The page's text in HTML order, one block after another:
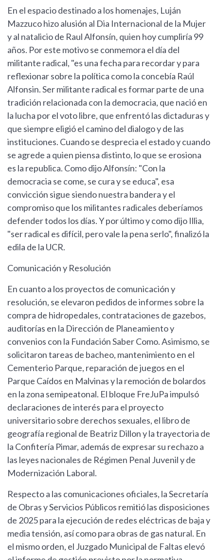
En el espacio destinado a los homenajes, Luján
Mazzuco hizo alusión al Dia Internacional de la Mujer
y al natalicio de Raul Alfonsín, quien hoy cumpliría 99
años. Por este motivo se conmemora el día del
militante radical, "es una fecha para recordar y para
reflexionar sobre la política como la concebía Raúl
Alfonsin. Ser militante radical es formar parte de una
tradición relacionada con la democracia, que nació en
la lucha por el voto libre, que enfrentó las dictaduras y
que siempre eligió el camino del dialogo y de las
instituciones. Cuando se desprecia el estado y cuando
se agrede a quien piensa distinto, lo que se erosiona
es la republica. Como dijo Alfonsín: "Con la
democracia se come, se cura y se educa", esa
convicción sigue siendo nuestra bandera y el
compromiso que los militantes radicales deberíamos
defender todos los días. Y por último y como dijo Illia,
"ser radical es difícil, pero vale la pena serlo", finalizó la
edila de la UCR.
Comunicación y Resolución
En cuanto a los proyectos de comunicación y
resolución, se elevaron pedidos de informes sobre la
compra de hidropedales, contrataciones de gazebos,
auditorías en la Dirección de Planeamiento y
convenios con la Fundación Saber Como. Asimismo, se
solicitaron tareas de bacheo, mantenimiento en el
Cementerio Parque, reparación de juegos en el
Parque Caídos en Malvinas y la remoción de bolardos
en la zona semipeatonal. El bloque FreJuPa impulsó
declaraciones de interés para el proyecto
universitario sobre derechos sexuales, el libro de
geografía regional de Beatriz Dillon y la trayectoria de
la Confitería Pimar, además de expresar su rechazo a
las leyes nacionales de Régimen Penal Juvenil y de
Modernización Laboral.
Respecto a las comunicaciones oficiales, la Secretaría
de Obras y Servicios Públicos remitió las disposiciones
de 2025 para la ejecución de redes eléctricas de baja y
media tensión, así como para obras de gas natural. En
el mismo orden, el Juzgado Municipal de Faltas elevó